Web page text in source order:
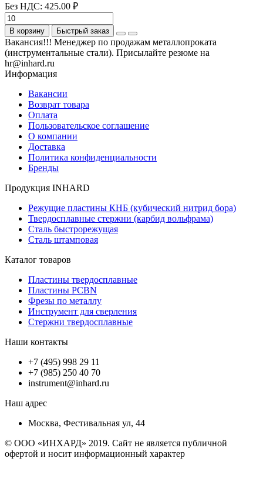
Без НДС: 425.00 ₽
В корзину Быстрый заказ
Вакансия!!! Менеджер по продажам металлопроката
(инструментальные стали). Присылайте резюме на
hr@inhard.ru
Информация
Вакансии
Возврат товара
Оплата
Пользовательское соглашение
О компании
Доставка
Политика конфиденциальности
Бренды
Продукция INHARD
Режущие пластины КНБ (кубический нитрид бора)
Твердосплавные стержни (карбид вольфрама)
Сталь быстрорежущая
Сталь штамповая
Каталог товаров
Пластины твердосплавные
Пластины PCBN
Фрезы по металлу
Инструмент для сверления
Стержни твердосплавные
Наши контакты
+7 (495) 998 29 11
+7 (985) 250 40 70
instrument@inhard.ru
Наш адрес
Москва, Фестивальная ул, 44
© ООО «ИНХАРД» 2019. Сайт не является публичной
офертой и носит информационный характер